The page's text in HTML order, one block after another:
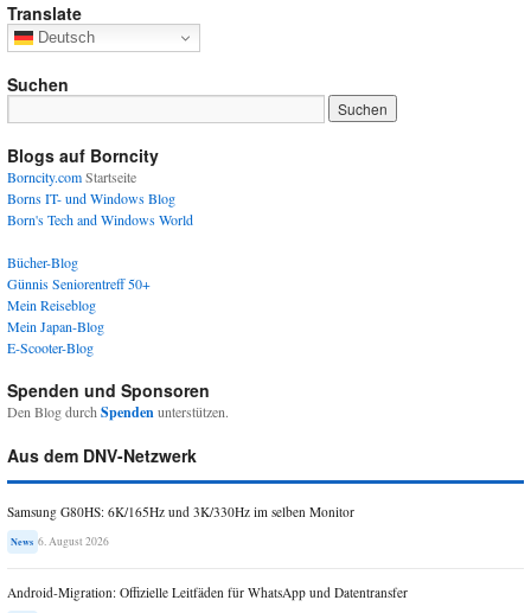
Translate
Deutsch
Suchen
Blogs auf Borncity
Borncity.comStartseite
Borns IT- und Windows Blog
Born's Tech and Windows World
Bücher-Blog
Günnis Seniorentreff 50+
Mein Reiseblog
Mein Japan-Blog
E-Scooter-Blog
Spenden und Sponsoren
Den Blog durch Spendenunterstützen.
Aus dem DNV-Netzwerk
Samsung G80HS: 6K/165Hz und 3K/330Hz im selben Monitor
News 6. August 2026
Android-Migration: Offizielle Leitfäden für WhatsApp und Datentransfer